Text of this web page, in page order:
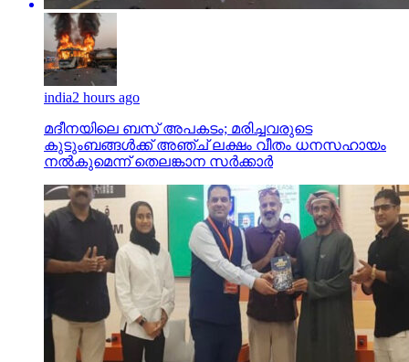
india2 hours ago
മദീനയിലെ ബസ് അപകടം; മരിച്ചവരുടെ
കുടുംബങ്ങള്‍ക്ക് അഞ്ച് ലക്ഷം വീതം ധനസഹായം
നല്‍കുമെന്ന് തെലങ്കാന സര്‍ക്കാര്‍